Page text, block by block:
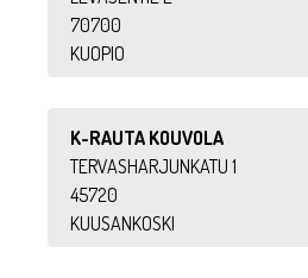
70700
KUOPIO
K-RAUTA KOUVOLA
TERVASHARJUNKATU 1
45720
KUUSANKOSKI